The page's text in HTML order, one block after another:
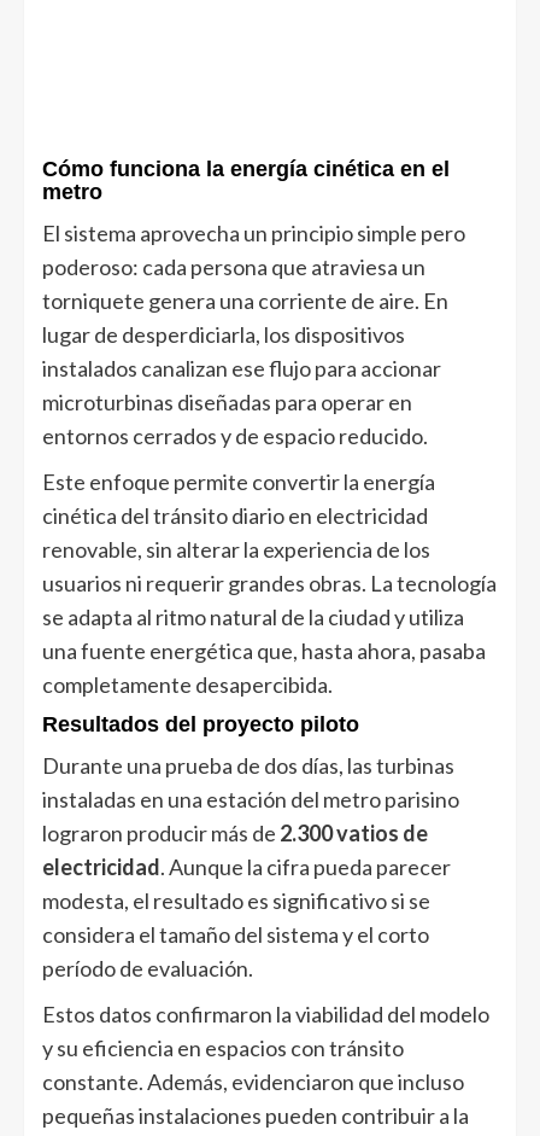
Cómo funciona la energía cinética en el
metro
El sistema aprovecha un principio simple pero
poderoso: cada persona que atraviesa un
torniquete genera una corriente de aire. En
lugar de desperdiciarla, los dispositivos
instalados canalizan ese flujo para accionar
microturbinas diseñadas para operar en
entornos cerrados y de espacio reducido.
Este enfoque permite convertir la energía
cinética del tránsito diario en electricidad
renovable, sin alterar la experiencia de los
usuarios ni requerir grandes obras. La tecnología
se adapta al ritmo natural de la ciudad y utiliza
una fuente energética que, hasta ahora, pasaba
completamente desapercibida.
Resultados del proyecto piloto
Durante una prueba de dos días, las turbinas
instaladas en una estación del metro parisino
lograron producir más de 2.300 vatios de
electricidad. Aunque la cifra pueda parecer
modesta, el resultado es significativo si se
considera el tamaño del sistema y el corto
período de evaluación.
Estos datos confirmaron la viabilidad del modelo
y su eficiencia en espacios con tránsito
constante. Además, evidenciaron que incluso
pequeñas instalaciones pueden contribuir a la